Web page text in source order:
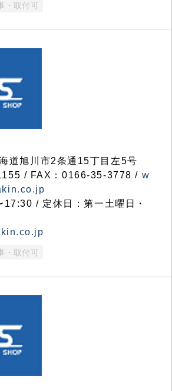
・取付可
旭川市2条通15丁目左5号
/ FAX：0166-35-3778 / w
/ 定休日：第一土曜日・
・取付可